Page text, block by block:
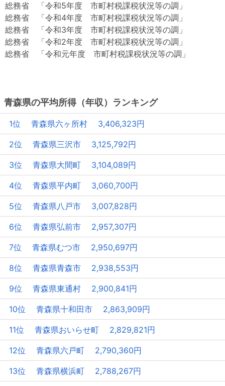
総務省 「令和5年度 市町村税課税状況等の調」
総務省 「令和4年度 市町村税課税状況等の調」
総務省 「令和3年度 市町村税課税状況等の調」
総務省 「令和2年度 市町村税課税状況等の調」
総務省 「令和元年度 市町村税課税状況等の調」
青森県の平均所得（年収）ランキング
1位 青森県六ヶ所村 3,406,323円
2位 青森県三沢市 3,125,792円
3位 青森県大間町 3,104,089円
4位 青森県平内町 3,060,700円
5位 青森県八戸市 3,007,828円
6位 青森県弘前市 2,957,307円
7位 青森県むつ市 2,950,697円
8位 青森県青森市 2,938,553円
9位 青森県東通村 2,900,841円
10位 青森県十和田市 2,863,909円
11位 青森県おいらせ町 2,829,821円
12位 青森県六戸町 2,790,360円
13位 青森県横浜町 2,788,267円